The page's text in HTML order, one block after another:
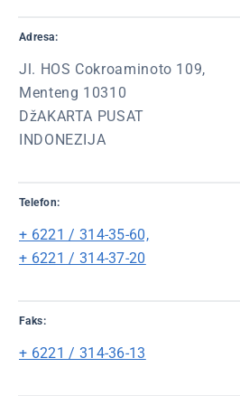
Adresa:
Jl. HOS Cokroaminoto 109,
Menteng 10310
DžAKARTA PUSAT
INDONEZIJA
Telefon:
+ 6221 / 314-35-60,
+ 6221 / 314-37-20
Faks:
+ 6221 / 314-36-13